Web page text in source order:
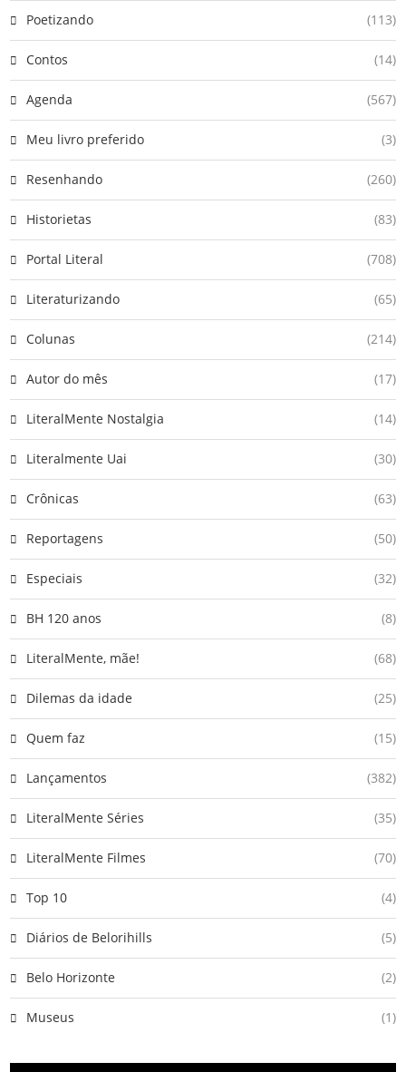
Poetizando (113)
Contos (14)
Agenda (567)
Meu livro preferido (3)
Resenhando (260)
Historietas (83)
Portal Literal (708)
Literaturizando (65)
Colunas (214)
Autor do mês (17)
LiteralMente Nostalgia (14)
Literalmente Uai (30)
Crônicas (63)
Reportagens (50)
Especiais (32)
BH 120 anos (8)
LiteralMente, mãe! (68)
Dilemas da idade (25)
Quem faz (15)
Lançamentos (382)
LiteralMente Séries (35)
LiteralMente Filmes (70)
Top 10 (4)
Diários de Belorihills (5)
Belo Horizonte (2)
Museus (1)